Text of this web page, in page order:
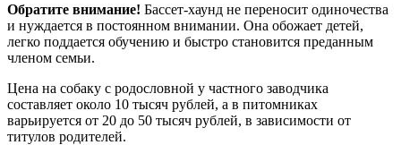
Обратите внимание! Бассет-хаунд не переносит одиночества
и нуждается в постоянном внимании. Она обожает детей,
легко поддается обучению и быстро становится преданным
членом семьи.
Цена на собаку с родословной у частного заводчика
составляет около 10 тысяч рублей, а в питомниках
варьируется от 20 до 50 тысяч рублей, в зависимости от
титулов родителей.